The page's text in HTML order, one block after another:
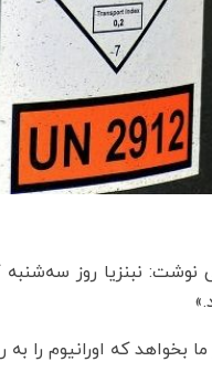
نوشت: نبنزیا روز
بخواهد که اورانیوم را